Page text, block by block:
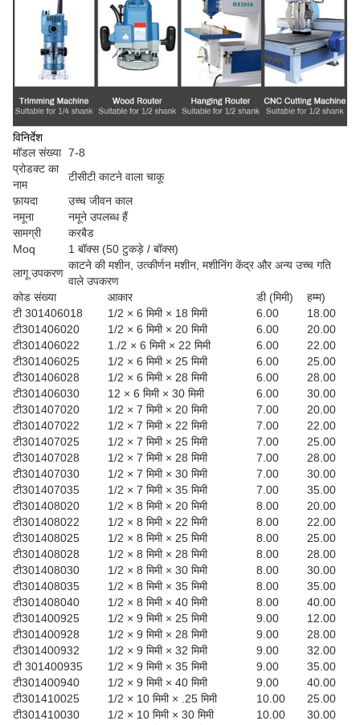
विनिर्देश
मॉडल संख्या 7-8
प्रोडक्ट का
नाम
टीसीटी काटने वाला चाकू
फ़ायदा
उच्च जीवन काल
नमूना
नमूने उपलब्ध हैं
सामग्री
करबैड
Moq
1 बॉक्स (50 टुकड़े / बॉक्स)
लागू उपकरण
काटने की मशीन, उत्कीर्णन मशीन, मशीनिंग केंद्र और अन्य उच्च गति
वाले उपकरण
कोड संख्या
आकार डी (मिमी)
हम्म)
टी 301406018
1/2 × 6 मिमी × 18 मिमी 6.00
18.00
टी301406020
1/2 × 6 मिमी × 20 मिमी 6.00
20.00
टी301406022
1./2 × 6 मिमी × 22 मिमी 6.00
22.00
टी301406025
1/2 × 6 मिमी × 25 मिमी 6.00
25.00
टी301406028
1/2 × 6 मिमी × 28 मिमी 6.00
28.00
टी301406030
12 × 6 मिमी × 30 मिमी 6.00
30.00
टी301407020
1/2 × 7 मिमी × 20 मिमी 7.00
20.00
टी301407022
1/2 × 7 मिमी × 22 मिमी 7.00
22.00
टी301407025
1/2 × 7 मिमी × 25 मिमी 7.00
25.00
टी301407028
1/2 × 7 मिमी × 28 मिमी 7.00
28.00
टी301407030
1/2 × 7 मिमी × 30 मिमी 7.00
30.00
टी301407035
1/2 × 7 मिमी × 35 मिमी 7.00
35.00
टी301408020
1/2 × 8 मिमी × 20 मिमी 8.00
20.00
टी301408022
1/2 × 8 मिमी × 22 मिमी 8.00
22.00
टी301408025
1/2 × 8 मिमी × 25 मिमी 8.00
25.00
टी301408028
1/2 × 8 मिमी × 28 मिमी 8.00
28.00
टी301408030
1/2 × 8 मिमी × 30 मिमी 8.00
30.00
टी301408035
1/2 × 8 मिमी × 35 मिमी 8.00
35.00
टी301408040
1/2 × 8 मिमी × 40 मिमी 8.00
40.00
टी301400925
1/2 × 9 मिमी × 25 मिमी 9.00
12.00
टी301400928
1/2 × 9 मिमी × 28 मिमी 9.00
28.00
टी301400932
1/2 × 9 मिमी × 32 मिमी 9.00
32.00
टी 301400935
1/2 × 9 मिमी × 35 मिमी 9.00
35.00
टी301400940
1/2 × 9 मिमी × 40 मिमी 9.00
40.00
टी301410025
1/2 × 10 मिमी × .25 मिमी 10.00
25.00
टी301410030
1/2 × 10 मिमी × 30 मिमी 10.00
30.00